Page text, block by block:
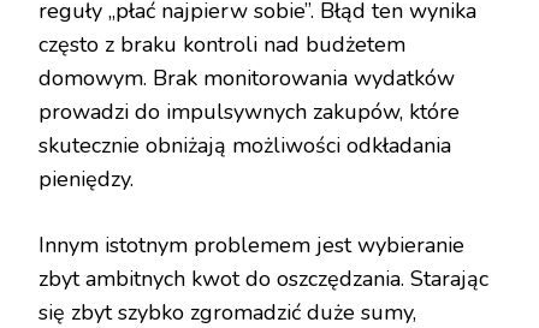
reguły „płać najpierw sobie”. Błąd ten wynika
często z braku kontroli nad budżetem
domowym. Brak monitorowania wydatków
prowadzi do impulsywnych zakupów, które
skutecznie obniżają możliwości odkładania
pieniędzy.
Innym istotnym problemem jest wybieranie
zbyt ambitnych kwot do oszczędzania. Starając
się zbyt szybko zgromadzić duże sumy,